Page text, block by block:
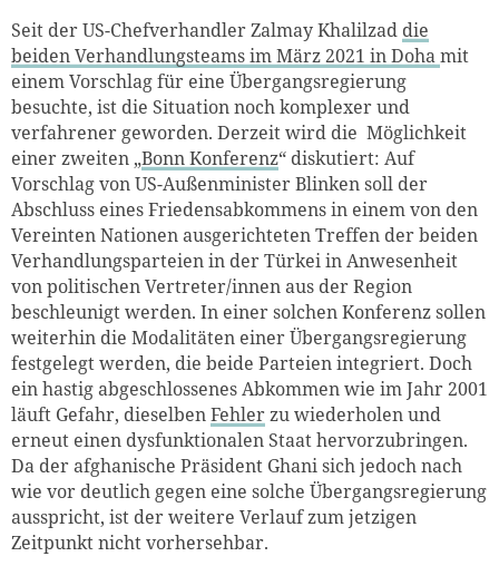
Seit der US-Chefverhandler Zalmay Khalilzad die
beiden Verhandlungsteams im März 2021 in Dohamit
einem Vorschlag für eine Übergangsregierung
besuchte, ist die Situation noch komplexer und
verfahrener geworden. Derzeit wird die Möglichkeit
einer zweiten „Bonn Konferenz“ diskutiert: Auf
Vorschlag von US-Außenminister Blinken soll der
Abschluss eines Friedensabkommens in einem von den
Vereinten Nationen ausgerichteten Treffen der beiden
Verhandlungsparteien in der Türkei in Anwesenheit
von politischen Vertreter/innen aus der Region
beschleunigt werden. In einer solchen Konferenz sollen
weiterhin die Modalitäten einer Übergangsregierung
festgelegt werden, die beide Parteien integriert. Doch
ein hastig abgeschlossenes Abkommen wie im Jahr 2001
läuft Gefahr, dieselbenFehlerzu wiederholen und
erneut einen dysfunktionalen Staat hervorzubringen.
Da der afghanische Präsident Ghani sich jedoch nach
wie vor deutlich gegen eine solche Übergangsregierung
ausspricht, ist der weitere Verlauf zum jetzigen
Zeitpunkt nicht vorhersehbar.